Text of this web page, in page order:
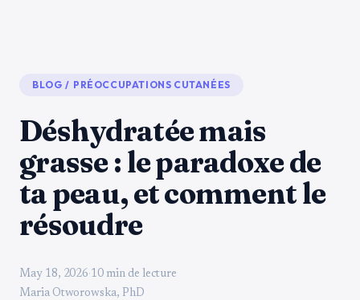
BLOG / PRÉOCCUPATIONS CUTANÉES
Déshydratée mais
grasse : le paradoxe de
ta peau, et comment le
résoudre
May 18, 2026· 10 min de lecture
Maria Otworowska, PhD